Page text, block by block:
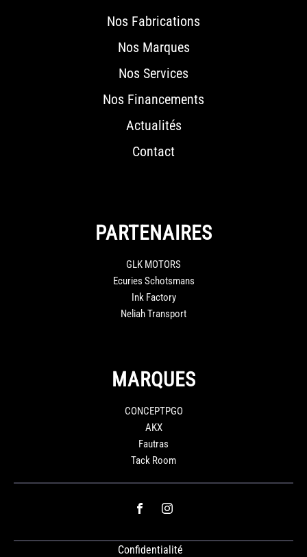
Nos Fabrications
Nos Marques
Nos Services
Nos Financements
Actualités
Contact
PARTENAIRES
GLK MOTORS
Ecuries Schotsmans
Ink Factory
Neliah Transport
MARQUES
CONCEPTPGO
AKX
Fautras
Tack Room
Confidentialité